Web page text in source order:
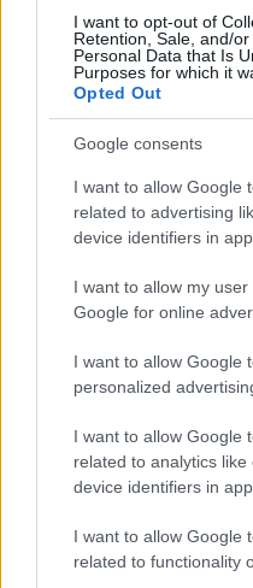
I want to opt-out of
Retention, Sale, and/
Personal Data that Is
Purposes for which it
Opted Out
Google consents
I want to allow Google
related to advertising
device identifiers in
I want to allow my
Google for online
I want to allow Google
personalized
I want to allow Google
related to analytics
device identifiers in
I want to allow Google
related to functionality
Igi1.0
Hát kolbász vékony